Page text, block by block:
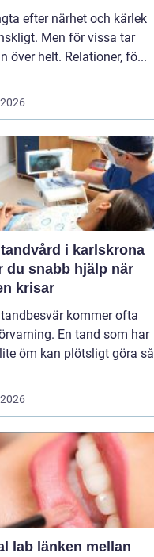
efter närhet och kärlek
Men för vissa tar
över helt. Relationer, fö...
i karlskrona
du snabb hjälp när
krisar
kommer ofta
En tand som har
öm kan plötsligt göra så
mellan